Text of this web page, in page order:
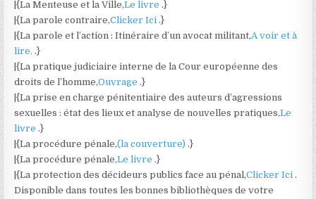
|{La Menteuse et la Ville,Le livre .}
|{La parole contraire,Clicker Ici .}
|{La parole et l’action : Itinéraire d’un avocat militant,A voir et à
lire. .}
|{La pratique judiciaire interne de la Cour européenne des
droits de l’homme,Ouvrage .}
|{La prise en charge pénitentiaire des auteurs d’agressions
sexuelles : état des lieux et analyse de nouvelles pratiques,Le
livre .}
|{La procédure pénale,(la couverture) .}
|{La procédure pénale,Le livre .}
|{La protection des décideurs publics face au pénal,Clicker Ici .
Disponible dans toutes les bonnes bibliothèques de votre